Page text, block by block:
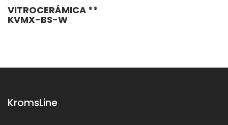
VITROCERÁMICA **
KVMX-BS-W
KromsLine